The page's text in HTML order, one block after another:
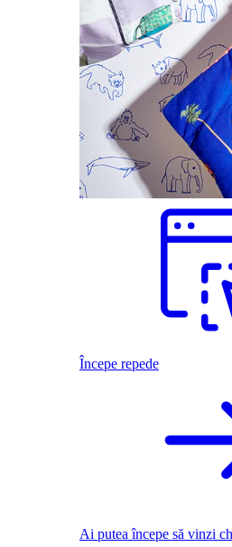
Începe repede
Ai putea începe să vinzi